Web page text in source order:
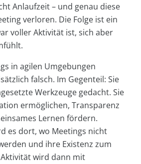
Anlaufzeit – und genau diese
verloren. Die Folge ist ein
voller Aktivität ist, sich aber
in agilen Umgebungen
falsch. Im Gegenteil: Sie
Werkzeuge gedacht. Sie
ermöglichen, Transparenz
Lernen fördern.
es dort, wo Meetings nicht
und ihre Existenz zum
wird dann mit